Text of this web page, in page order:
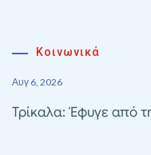
Κοινωνικά
Αυγ 6, 2026
Τρίκαλα: Έφυγε από